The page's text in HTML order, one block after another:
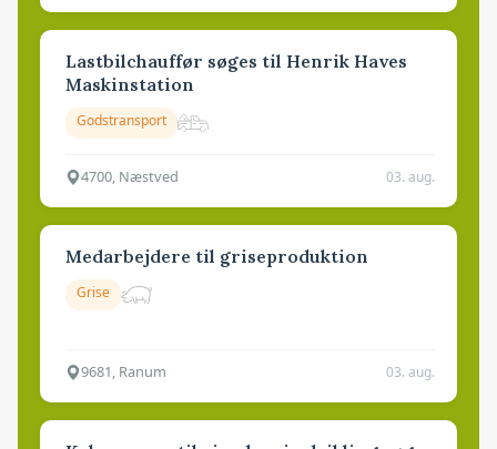
Lastbilchauffør søges til Henrik Haves
Maskinstation
Godstransport
4700, Næstved 03. aug.
Medarbejdere til griseproduktion
Grise
9681, Ranum 03. aug.